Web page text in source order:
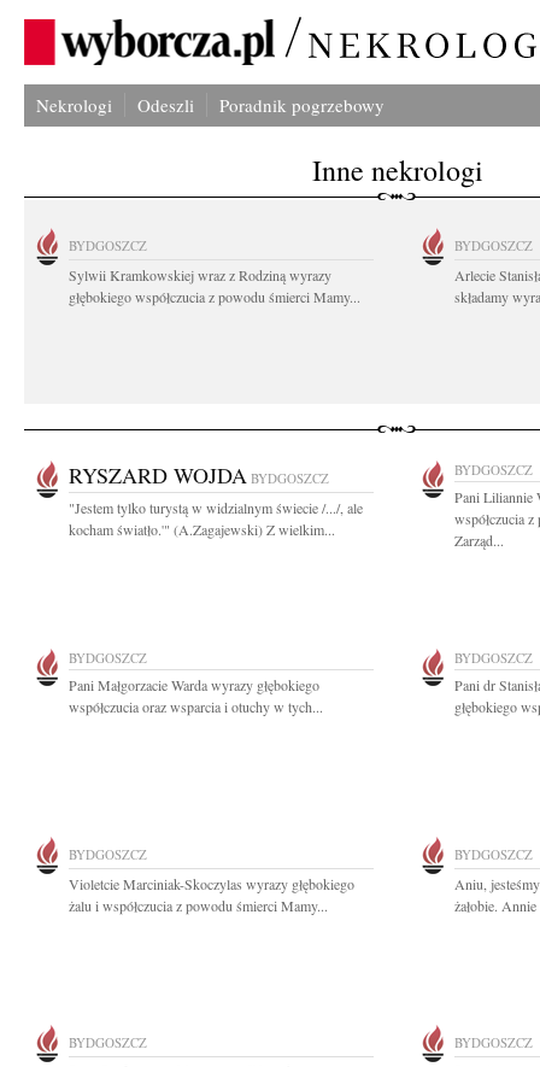
Nekrologi Odeszli Poradnik pogrzebowy
Inne nekrologi
BYDGOSZCZ
Sylwii Kramkowskiej wraz z Rodziną wyrazy
głębokiego współczucia z powodu śmierci Mamy...
BYDGOSZCZ
Arlecie
składamy
RYSZARD WOJDA BYDGOSZCZ
"Jestem tylko turystą w widzialnym świecie /.../, ale
kocham światło.'" (A.Zagajewski) Z wielkim...
BYDGOSZCZ
Pani Liliannie
współczucia
Zarząd...
BYDGOSZCZ
Pani Małgorzacie Warda wyrazy głębokiego
współczucia oraz wsparcia i otuchy w tych...
BYDGOSZCZ
Pani dr
głębokiego
BYDGOSZCZ
Violetcie Marciniak-Skoczylas wyrazy głębokiego
żalu i współczucia z powodu śmierci Mamy...
BYDGOSZCZ
Aniu,
żałobie.
BYDGOSZCZ BYDGOSZCZ